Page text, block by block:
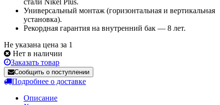
стали Nikel Plus.
Универсальный монтаж (горизонтальная и вертикальная
установка).
Рекордная гарантия на внутренний бак — 8 лет.
Не указана цена за 1
Нет в наличии
Заказать товар
Сообщить о поступлении
Подробнее о доставке
Описание